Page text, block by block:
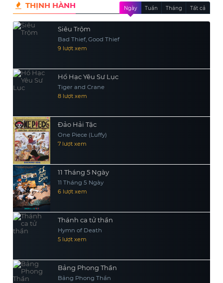
THỊNH HÀNH Ngày Tuần Tháng Tất cả
Siêu Trộm
Bad Thief, Good Thief
9 lượt xem
Hổ Hạc Yêu Sư Lục
Tiger and Crane
8 lượt xem
Đảo Hải Tặc
One Piece (Luffy)
7 lượt xem
11 Tháng 5 Ngày
11 Tháng 5 Ngày
6 lượt xem
Thánh ca tử thần
Hymn of Death
5 lượt xem
Bảng Phong Thần
Bảng Phong Thần